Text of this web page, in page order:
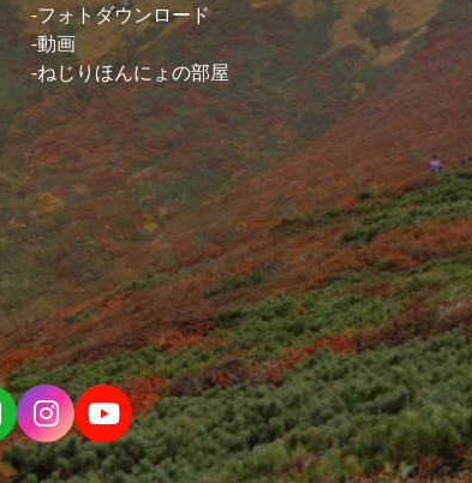
フォトダウンロード
動画
ねじりほんにょの部屋